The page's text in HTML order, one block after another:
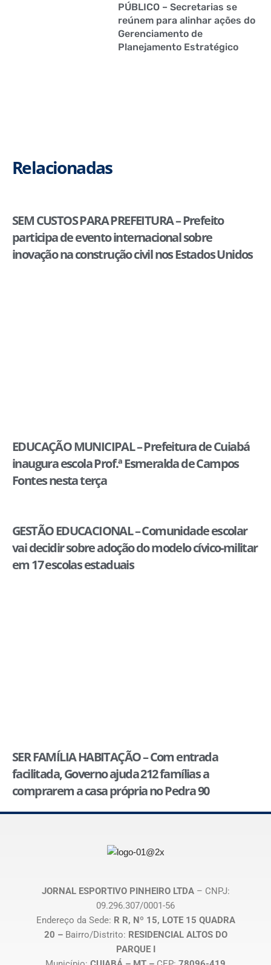
PÚBLICO – Secretarias se
reúnem para alinhar ações do
Gerenciamento de
Planejamento Estratégico
Relacionadas
SEM CUSTOS PARA PREFEITURA – Prefeito
participa de evento internacional sobre
inovação na construção civil nos Estados Unidos
EDUCAÇÃO MUNICIPAL – Prefeitura de Cuiabá
inaugura escola Prof.ª Esmeralda de Campos
Fontes nesta terça
GESTÃO EDUCACIONAL – Comunidade escolar
vai decidir sobre adoção do modelo cívico-militar
em 17 escolas estaduais
SER FAMÍLIA HABITAÇÃO – Com entrada
facilitada, Governo ajuda 212 famílias a
comprarem a casa própria no Pedra 90
JORNAL ESPORTIVO PINHEIRO LTDA– CNPJ:
09.296.307/0001-56
Endereço da Sede: R R, Nº 15, LOTE 15 QUADRA
20 – Bairro/Distrito: RESIDENCIAL ALTOS DO
PARQUE I